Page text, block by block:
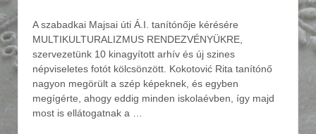
A szabadkai Majsai úti Á.I. tanítónője kérésére
MULTIKULTURALIZMUS RENDEZVÉNYÜKRE,
szervezetünk 10 kinagyított arhív és új szines
népviseletes fotót kölcsönzött. Kokotović Rita tanítónő
nagyon megörült a szép képeknek, és egyben
megígérte, ahogy eddig minden iskolaévben, így majd
most is ellátogatnak a …